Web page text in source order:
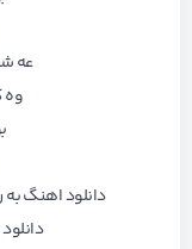
عه
وه
دانلود اهنگ